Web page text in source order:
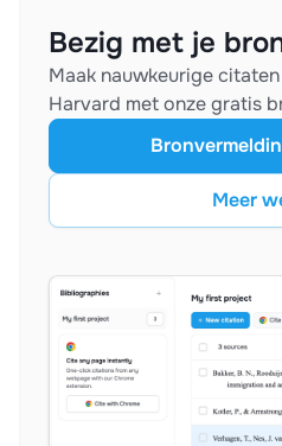
Bezig met je
Maak nauwkeurige
Harvard met onze gratis
Meer